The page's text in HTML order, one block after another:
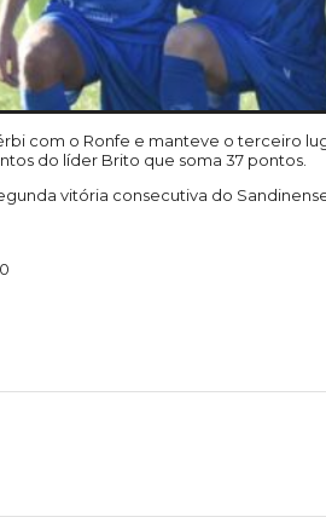
com o Ronfe e manteve o terceiro
do líder Brito que soma 37 pontos.
vitória consecutiva do